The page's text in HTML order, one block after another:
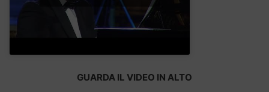
GUARDA IL VIDEO IN ALTO